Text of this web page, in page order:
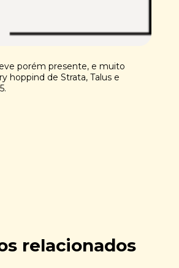
porém presente, e muito
hoppind de Strata, Talus e
relacionados